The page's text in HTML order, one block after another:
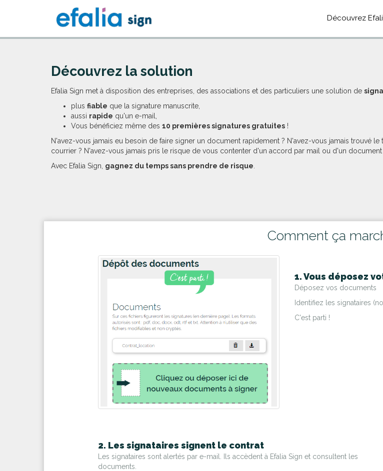
Découvrez
Découvrez la solution
Efalia Sign met à disposition des entreprises, des associations et des particuliers une solution de
plus fiable que la signature manuscrite,
aussi rapide qu'un e-mail,
Vous bénéficiez même des 10 premières signatures gratuites !
N'avez-vous jamais eu besoin de faire signer un document rapidement ? N'avez-vous jamais trouvé
courrier ? N'avez-vous jamais pris le risque de vous contenter d'un accord par mail ou d'un
Avec Efalia Sign, gagnez du temps sans prendre de risque
Comment ça
1. Vous déposez
Déposez vos documents
Identifiez les signataires
C'est parti !
2. Les signataires signent le contrat
Les signataires sont alertés par e-mail. Ils accèdent à Efalia Sign et consultent les
documents.